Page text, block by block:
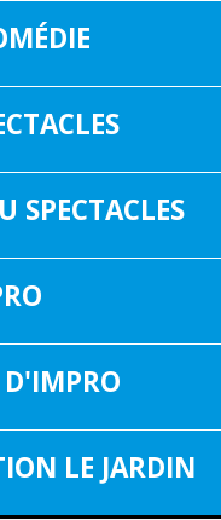
16, RUE
SPECTACLES
D'IMPRO
LE JARDIN